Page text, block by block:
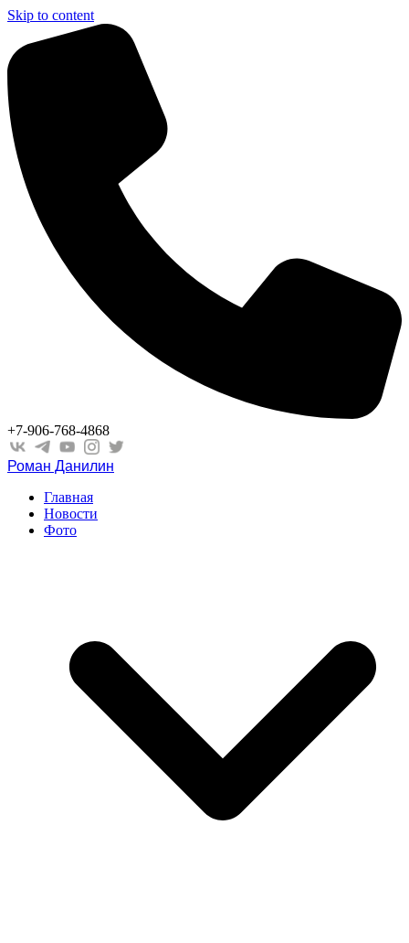
Skip to content
+7-906-768-4868
Роман Данилин
Главная
Новости
Фото